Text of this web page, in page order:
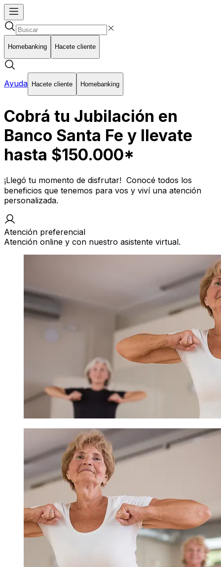
Homebanking Hacete cliente
Ayuda Hacete cliente Homebanking
Cobrá tu Jubilación en
Banco Santa Fe y llevate
hasta $150.000*
¡Llegó tu momento de disfrutar! Conocé todos los
beneficios que tenemos para vos y viví una atención
personalizada.
Atención preferencial
Atención online y con nuestro asistente virtual.